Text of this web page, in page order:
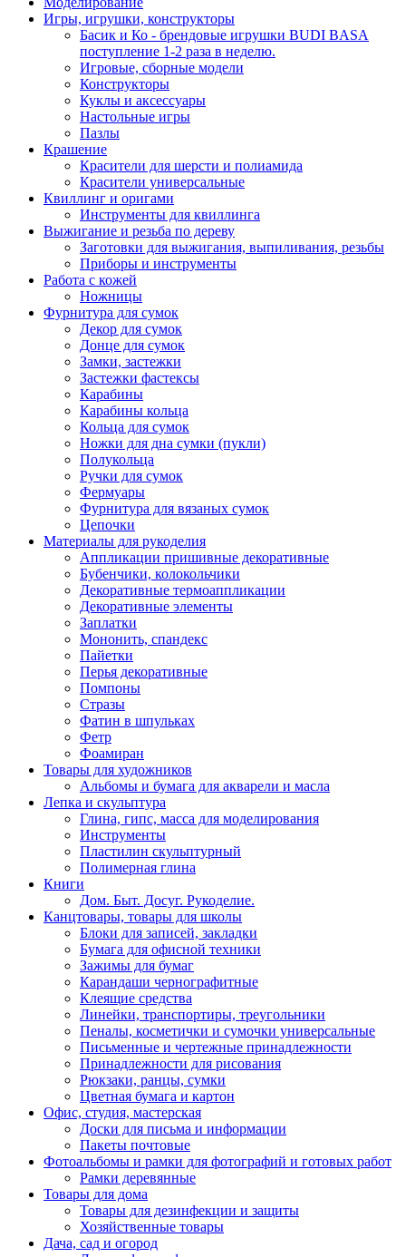
Игры, игрушки, конструкторы
Басик и Ко - брендовые игрушки BUDI BASA
поступление 1-2 раза в неделю.
Игровые, сборные модели
Конструкторы
Куклы и аксессуары
Настольные игры
Пазлы
Крашение
Красители для шерсти и полиамида
Красители универсальные
Квиллинг и оригами
Инструменты для квиллинга
Выжигание и резьба по дереву
Заготовки для выжигания, выпиливания, резьбы
Приборы и инструменты
Работа с кожей
Ножницы
Фурнитура для сумок
Декор для сумок
Донце для сумок
Замки, застежки
Застежки фастексы
Карабины
Карабины кольца
Кольца для сумок
Ножки для дна сумки (пукли)
Полукольца
Ручки для сумок
Фермуары
Фурнитура для вязаных сумок
Цепочки
Материалы для рукоделия
Аппликации пришивные декоративные
Бубенчики, колокольчики
Декоративные термоаппликации
Декоративные элементы
Заплатки
Мононить, спандекс
Пайетки
Перья декоративные
Помпоны
Стразы
Фатин в шпульках
Фетр
Фоамиран
Товары для художников
Альбомы и бумага для акварели и масла
Лепка и скульптура
Глина, гипс, масса для моделирования
Инструменты
Пластилин скульптурный
Полимерная глина
Книги
Дом. Быт. Досуг. Рукоделие.
Канцтовары, товары для школы
Блоки для записей, закладки
Бумага для офисной техники
Зажимы для бумаг
Карандаши чернографитные
Клеящие средства
Линейки, транспортиры, треугольники
Пеналы, косметички и сумочки универсальные
Письменные и чертежные принадлежности
Принадлежности для рисования
Рюкзаки, ранцы, сумки
Цветная бумага и картон
Офис, студия, мастерская
Доски для письма и информации
Пакеты почтовые
Фотоальбомы и рамки для фотографий и готовых работ
Рамки деревянные
Товары для дома
Товары для дезинфекции и защиты
Хозяйственные товары
Дача, сад и огород